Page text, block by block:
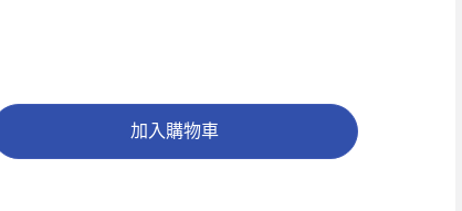
加入購物車